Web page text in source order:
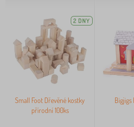
2 DNY
Small Foot Dřevěné kostky
přírodní 100ks
Bigjigs